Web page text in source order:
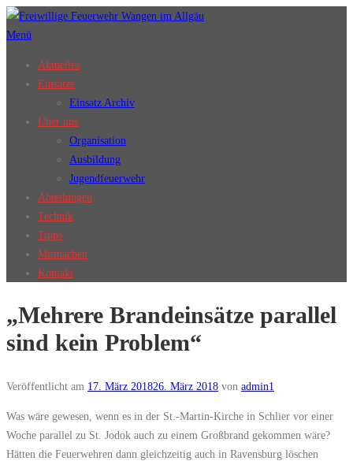
Zum
Inhalt
Menü
Aktuelles
Einsätze
Einsatz Archiv
Über uns
Organisation
Ausbildung
Jugendfeuerwehr
Abteilungen
Technik
Tipps
Mitmachen
Kontakt
„Mehrere Brandeinsätze parallel
sind kein Problem“
Veröffentlicht am 17. März 201826. März 2018 von admin1
Was wäre gewesen, wenn es in der St.-Martin-Kirche in Schlier vor einer
Woche parallel zu St. Jodok auch zu einem Großbrand gekommen wäre?
Hätten die Feuerwehren dann gleichzeitig auch in Ravensburg löschen